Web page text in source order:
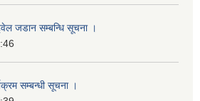
जडान सम्बन्धि सूचना ।
सम्बन्धी सूचना ।